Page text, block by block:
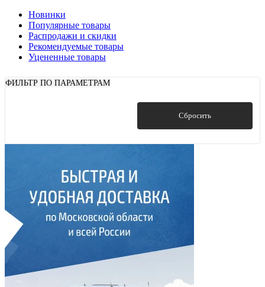
Новинки
Популярные товары
Распродажи и скидки
Рекомендуемые товары
Уцененные товары
ФИЛЬТР ПО ПАРАМЕТРАМ
Сбросить